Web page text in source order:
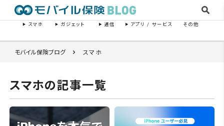
スマホ ガジェット 通信 アプリ / サービス その他
モバイル保険ブログ スマホ
スマホの記事一覧